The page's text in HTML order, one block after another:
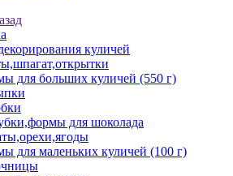
куличей
для больших куличей (550 г)
для шоколада
для маленьких куличей (100 г)